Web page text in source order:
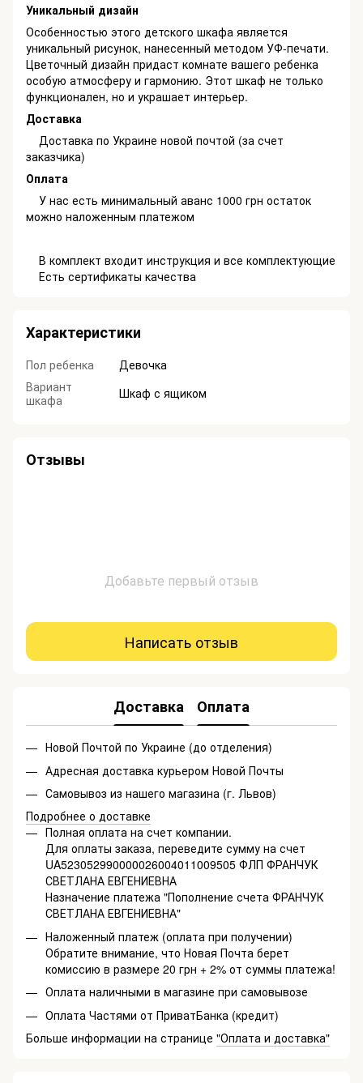
Уникальный дизайн
Особенностью этого детского шкафа является
уникальный рисунок, нанесенный методом УФ-печати.
Цветочный дизайн придаст комнате вашего ребенка
особую атмосферу и гармонию. Этот шкаф не только
функционален, но и украшает интерьер.
Доставка
Доставка по Украине новой почтой (за счет
заказчика)
Оплата
У нас есть минимальный аванс 1000 грн остаток
можно наложенным платежом
В комплект входит инструкция и все комплектующие
Есть сертификаты качества
Характеристики
Пол ребенка
Девочка
Вариант
шкафа
Шкаф с ящиком
Отзывы
Добавьте первый отзыв
Написать отзыв
Доставка Оплата
Новой Почтой по Украине (до отделения)
Адресная доставка курьером Новой Почты
Самовывоз из нашего магазина (г. Львов)
Подробнее о доставке
Полная оплата на счет компании.
Для оплаты заказа, переведите сумму на счет
UA523052990000026004011009505 ФЛП ФРАНЧУК
СВЕТЛАНА ЕВГЕНИЕВНА
Назначение платежа "Пополнение счета ФРАНЧУК
СВЕТЛАНА ЕВГЕНИЕВНА"
Наложенный платеж (оплата при получении)
Обратите внимание, что Новая Почта берет
комиссию в размере 20 грн + 2% от суммы платежа!
Оплата наличными в магазине при самовывозе
Оплата Частями от ПриватБанка (кредит)
Больше информации на странице "Оплата и доставка"